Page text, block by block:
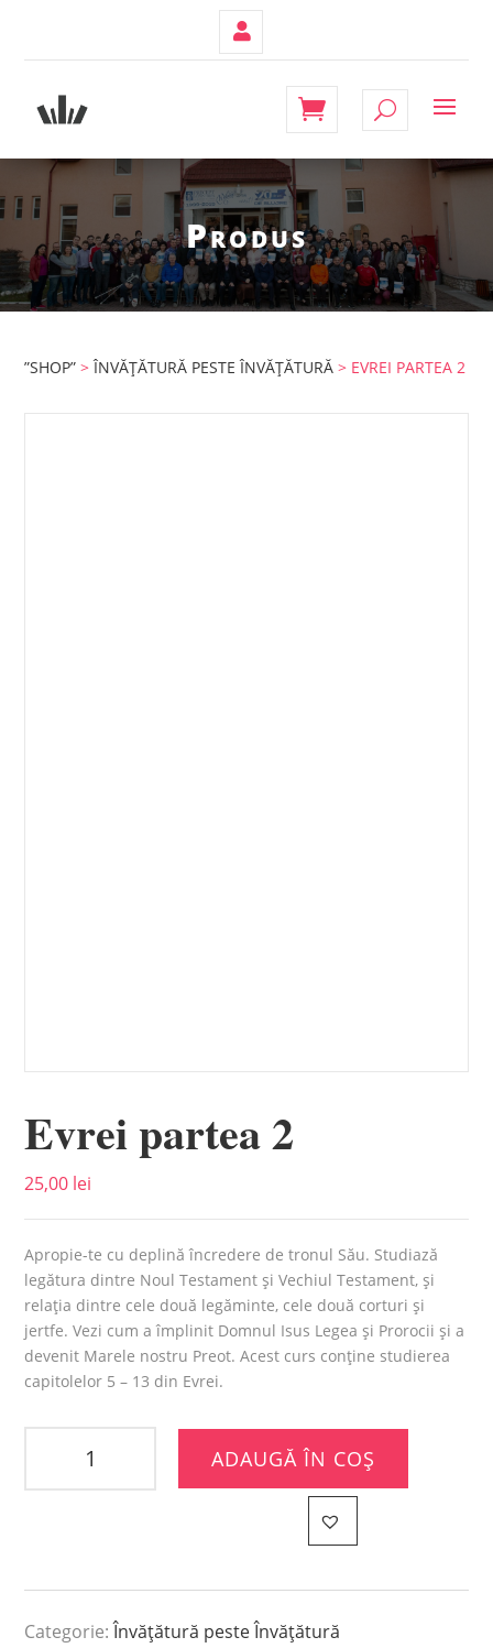
Produs
”SHOP” >ÎNVĂȚĂTURĂ PESTE ÎNVĂȚĂTURĂ > EVREI PARTEA 2
Evrei partea 2
25,00 lei
Apropie-te cu deplină încredere de tronul Său. Studiază
legătura dintre Noul Testament şi Vechiul Testament, şi
relaţia dintre cele două legăminte, cele două corturi şi
jertfe. Vezi cum a împlinit Domnul Isus Legea şi Prorocii şi a
devenit Marele nostru Preot. Acest curs conține studierea
capitolelor 5 – 13 din Evrei.
ADAUGĂ ÎN COȘ
Categorie:Învățătură peste Învățătură